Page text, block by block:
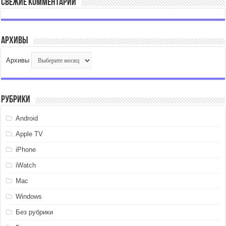
Свежие комментарии
Архивы
Архивы
Рубрики
Android
Apple TV
iPhone
iWatch
Mac
Windows
Без рубрики